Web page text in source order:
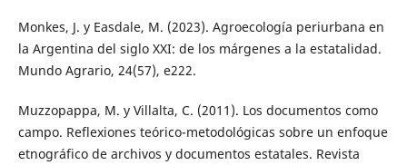
Monkes, J. y Easdale, M. (2023). Agroecología periurbana en
la Argentina del siglo XXI: de los márgenes a la estatalidad.
Mundo Agrario, 24(57), e222.
Muzzopappa, M. y Villalta, C. (2011). Los documentos como
campo. Reflexiones teórico-metodológicas sobre un enfoque
etnográfico de archivos y documentos estatales. Revista